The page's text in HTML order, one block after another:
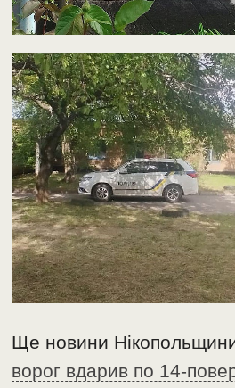
Ще новини
ворог вдарив по 14-